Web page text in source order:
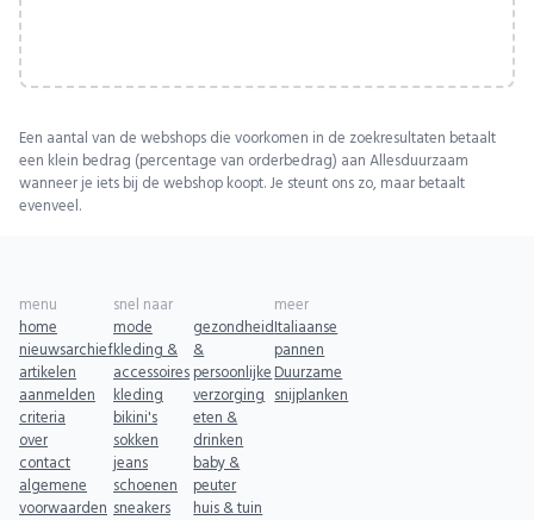
Een aantal van de webshops die voorkomen in de zoekresultaten betaalt
een klein bedrag (percentage van orderbedrag) aan Allesduurzaam
wanneer je iets bij de webshop koopt. Je steunt ons zo, maar betaalt
evenveel.
menu
home
nieuwsarchief
artikelen
aanmelden
criteria
over
contact
algemene
voorwaarden
snel naar
mode
kleding &
accessoires
kleding
bikini's
sokken
jeans
schoenen
sneakers
gezondheid
&
persoonlijke
verzorging
eten &
drinken
baby &
peuter
huis & tuin
meer
Italiaanse
pannen
Duurzame
snijplanken